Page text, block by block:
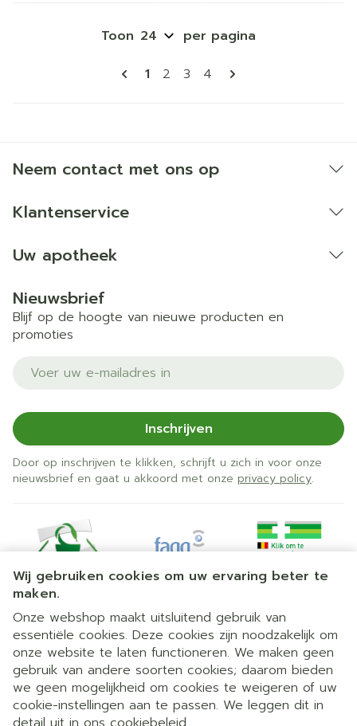
Wij gebruiken cookies om uw ervaring beter te
maken.
Onze webshop maakt uitsluitend gebruik van
essentiële cookies. Deze cookies zijn noodzakelijk om
onze website te laten functioneren. We maken geen
gebruik van andere soorten cookies; daarom bieden
we geen mogelijkheid om cookies te weigeren of uw
cookie-instellingen aan te passen. We leggen dit in
Pagina's
U lees momenteel pagina
1 Pagina
2 Pagina
3 Pagina
4
Toon per pagina
Neem contact met ons op
Klantenservice
Uw apotheek
Nieuwsbrief
Blijf op de hoogte van nieuwe producten en
promoties
E-mail adres
Inschrijven
Door op inschrijven te klikken, schrijft u zich in voor onze
nieuwsbrief en gaat u akkoord met onze privacy policy.
Juridische links